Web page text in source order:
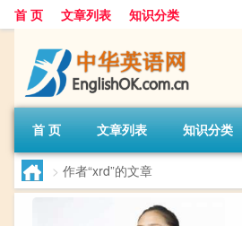
首 页 文章列表 知识分类
首 页 文章列表 知识分类
> 作者“xrd”的文章